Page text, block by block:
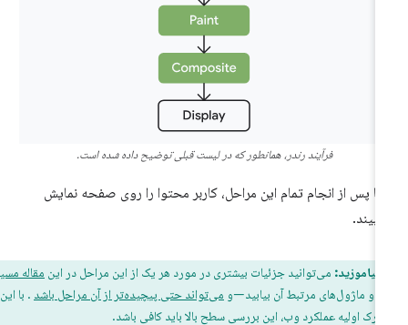
فرآیند رندر، همانطور که در لیست قبلی توضیح داده شده است.
پس از انجام تمام این مراحل، کاربر محتوا را روی صفحه نمایش
بیاموزید:می‌توانید جزئیات بیشتری در مورد هر یک از این مراحل در این مقاله مسیر
و ماژول‌های مرتبط آن بیابید—ومی‌تواند حتی پیچیده‌تر از آن مراحل باشد . با این
درک اولیه عملکرد وب، این بررسی سطح بالا باید کافی باشد.